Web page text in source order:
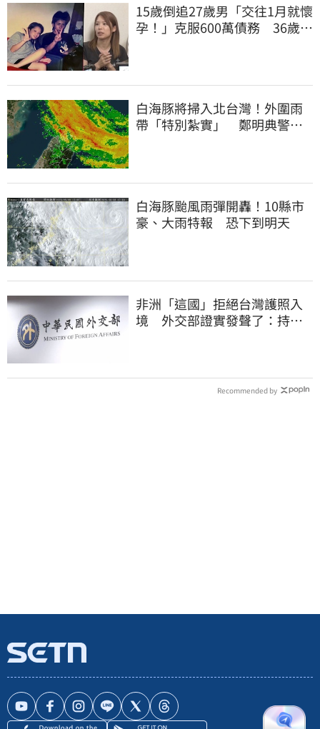
15歲倒追27歲男「交往1月就懷
孕！」克服600萬債務 36歲美
白海豚將掃入北台灣！外圍雨
帶「特別紮實」 鄭明典警告
白海豚颱風雨彈開轟！10縣市
豪、大雨特報 恐下到明天
非洲「這國」拒絕台灣護照入
境 外交部證實發聲了：持續
Recommended by